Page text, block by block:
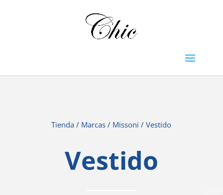
Tienda / Marcas / Missoni / Vestido
Vestido